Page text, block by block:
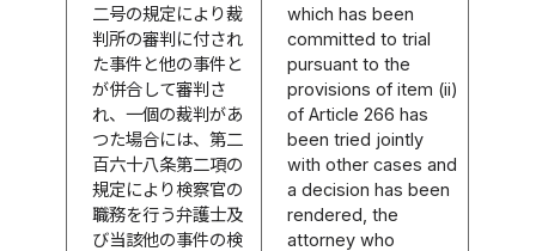
二号の規定により裁
判所の審判に付され
た事件と他の事件と
が併合して審判さ
れ、一個の裁判があ
つた場合には、第二
百六十八条第二項の
規定により検察官の
職務を行う弁護士及
び当該他の事件の検
which has been
committed to trial
pursuant to the
provisions of item (ii)
of Article 266 has
been tried jointly
with other cases and
a decision has been
rendered, the
attorney who